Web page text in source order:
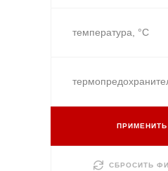
температура, °С
ПРИМЕНИТЬ
СБРОСИТЬ